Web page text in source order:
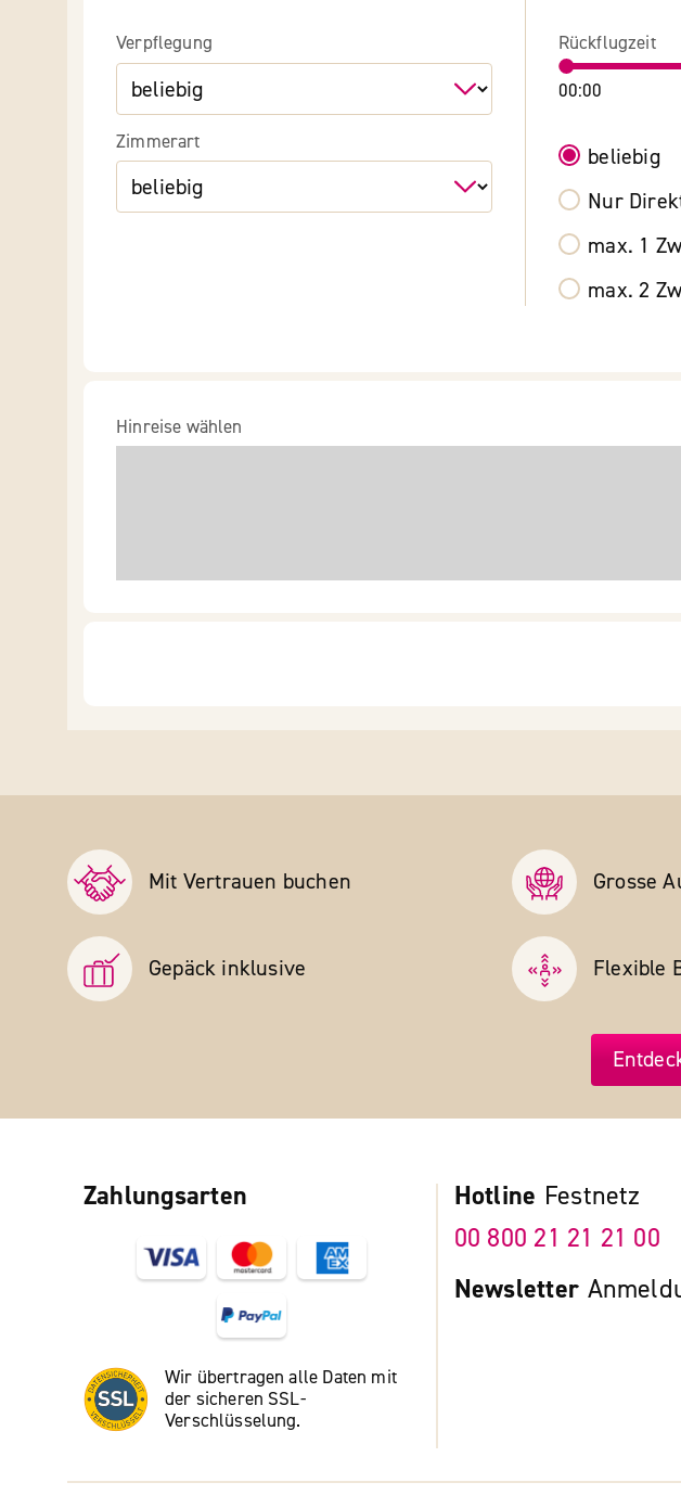
Verpflegung
Zimmerart
Rückflugzeit
00:00
beliebig
Nur
max. 1
max. 2
Hinreise wählen
Mit Vertrauen buchen Grosse
Gepäck inklusive Flexible
Zahlungsarten
Wir übertragen alle Daten mit
der sicheren SSL-
Verschlüsselung.
Hotline Festnetz
00 800 21 21 21 00
Newsletter